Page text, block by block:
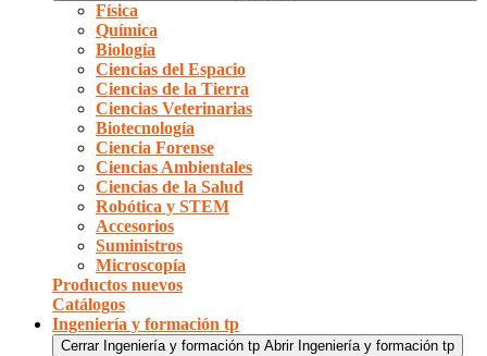
Física
Química
Biología
Ciencias del Espacio
Ciencias de la Tierra
Ciencias Veterinarias
Biotecnología
Ciencia Forense
Ciencias Ambientales
Ciencias de la Salud
Robótica y STEM
Accesorios
Suministros
Microscopía
Productos nuevos
Catálogos
Ingeniería y formación tp
Cerrar Ingeniería y formación tp Abrir Ingeniería y formación tp